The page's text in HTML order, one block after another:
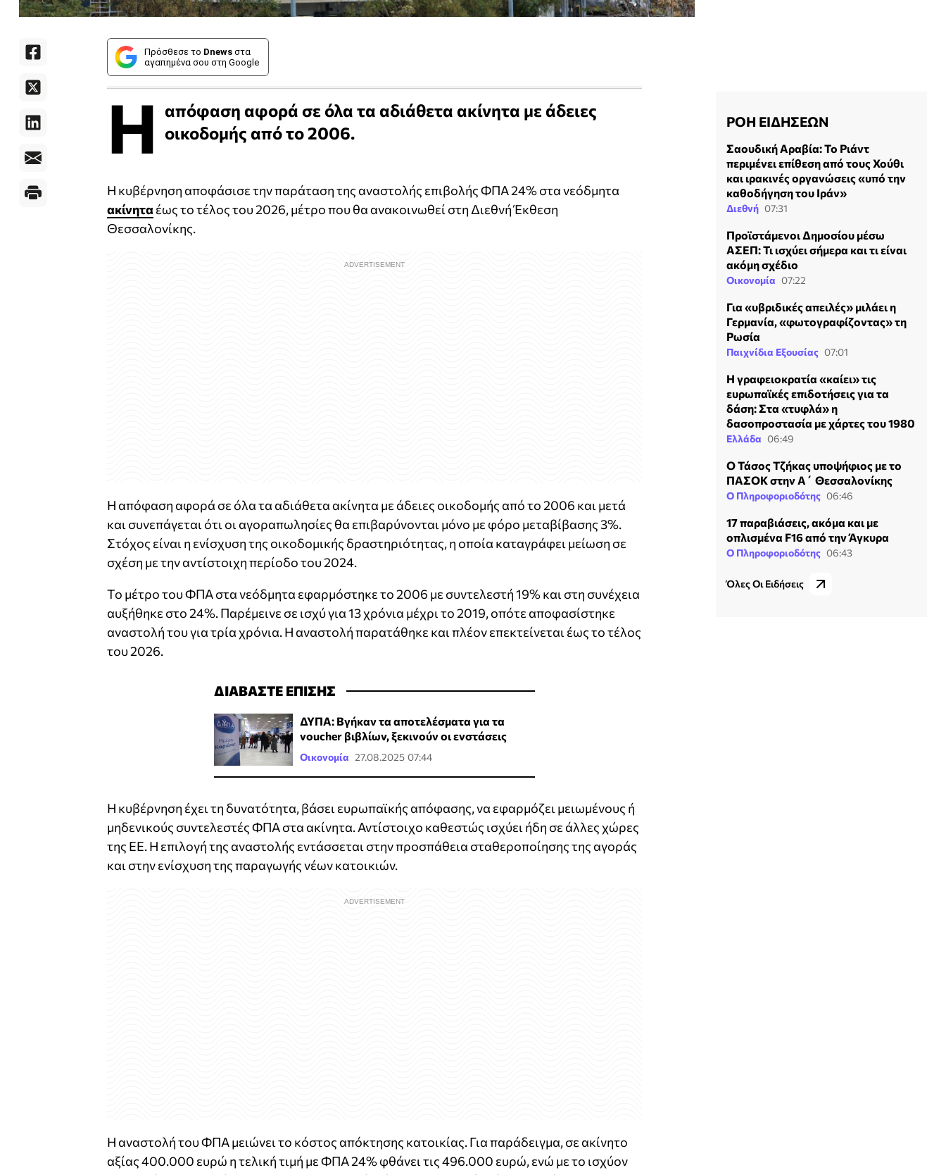
Πρόσθεσε το Dnews στα
αγαπημένα σου στη Google
Η απόφαση αφορά σε όλα τα αδιάθετα ακίνητα με άδειες
οικοδομής από το 2006.
Η κυβέρνηση αποφάσισε την παράταση της αναστολής επιβολής ΦΠΑ 24% στα νεόδμητα
ακίνητα έως το τέλος του 2026, μέτρο που θα ανακοινωθεί στη Διεθνή Έκθεση
Θεσσαλονίκης.
Η απόφαση αφορά σε όλα τα αδιάθετα ακίνητα με άδειες οικοδομής από το 2006 και μετά
και συνεπάγεται ότι οι αγοραπωλησίες θα επιβαρύνονται μόνο με φόρο μεταβίβασης 3%.
Στόχος είναι η ενίσχυση της οικοδομικής δραστηριότητας, η οποία καταγράφει μείωση σε
σχέση με την αντίστοιχη περίοδο του 2024.
Το μέτρο του ΦΠΑ στα νεόδμητα εφαρμόστηκε το 2006 με συντελεστή 19% και στη συνέχεια
αυξήθηκε στο 24%. Παρέμεινε σε ισχύ για 13 χρόνια μέχρι το 2019, οπότε αποφασίστηκε
αναστολή του για τρία χρόνια. Η αναστολή παρατάθηκε και πλέον επεκτείνεται έως το τέλος
του 2026.
ΔΙΑΒΑΣΤΕ ΕΠΙΣΗΣ
ΔΥΠΑ: Βγήκαν τα αποτελέσματα για τα
voucher βιβλίων, ξεκινούν οι ενστάσεις
Οικονομία 27.08.2025 07:44
Η κυβέρνηση έχει τη δυνατότητα, βάσει ευρωπαϊκής απόφασης, να εφαρμόζει μειωμένους ή
μηδενικούς συντελεστές ΦΠΑ στα ακίνητα. Αντίστοιχο καθεστώς ισχύει ήδη σε άλλες χώρες
της ΕΕ. Η επιλογή της αναστολής εντάσσεται στην προσπάθεια σταθεροποίησης της αγοράς
και στην ενίσχυση της παραγωγής νέων κατοικιών.
Η αναστολή του ΦΠΑ μειώνει το κόστος απόκτησης κατοικίας. Για παράδειγμα, σε ακίνητο
αξίας 400.000 ευρώ η τελική τιμή με ΦΠΑ 24% φθάνει τις 496.000 ευρώ, ενώ με το ισχύον
ΡΟΗ ΕΙΔΗΣΕΩΝ
Σαουδική Αραβία: Το Ριάντ
περιμένει επίθεση από τους Χούθι
και ιρακινές οργανώσεις «υπό την
καθοδήγηση του Ιράν»
Διεθνή 07:31
Προϊστάμενοι Δημοσίου μέσω
ΑΣΕΠ: Τι ισχύει σήμερα και τι είναι
ακόμη σχέδιο
Οικονομία 07:22
Για «υβριδικές απειλές» μιλάει η
Γερμανία, «φωτογραφίζοντας» τη
Ρωσία
Παιχνίδια Εξουσίας 07:01
H γραφειοκρατία «καίει» τις
ευρωπαϊκές επιδοτήσεις για τα
δάση: Στα «τυφλά» η
δασοπροστασία με χάρτες του 1980
Ελλάδα 06:49
Ο Τάσος Τζήκας υποψήφιος με το
ΠΑΣΟΚ στην Α΄ Θεσσαλονίκης
Ο Πληροφοριοδότης 06:46
17 παραβιάσεις, ακόμα και με
οπλισμένα F16 από την Άγκυρα
Ο Πληροφοριοδότης 06:43
Όλες Οι Ειδήσεις